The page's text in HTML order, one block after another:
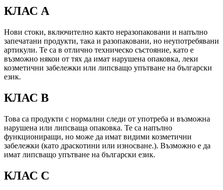
КЛАС А
Нови стоки, включително както неразопаковани и напълно
запечатани продукти, така и разопаковани, но неупотребявани
артикули. Те са в отлично техническо състояние, като е
възможно някои от тях да имат нарушена опаковка, леки
козметични забележки или липсващо упътване на български
език.
КЛАС B
Това са продукти с нормални следи от употреба и възможна
нарушена или липсваща опаковка. Те са напълно
функциониращи, но може да имат видими козметични
забележки (като драскотини или износване.). Възможно е да
имат липсващо упътване на български език.
КЛАС C